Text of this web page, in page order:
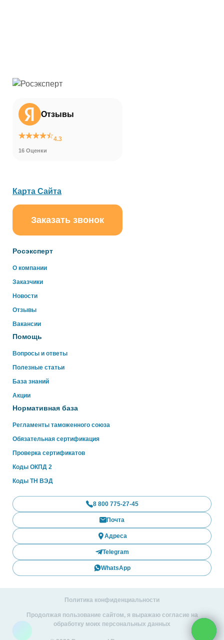
Отзывы
4.3
16 Оценки
Росэксперт
О компании
Заказчики
Новости
Отзывы
Вакансии
Помощь
Вопросы и ответы
Полезные статьи
База знаний
Акции
Нормативная база
Регламенты таможенного союза
Обязательная сертификация
Проверка сертификатов
Коды ОКПД 2
Коды ТН ВЭД
Карта Сайта
Заказать звонок
8 800 775-27-45
Почта
Адреса
Telegram
WhatsApp
Политика конфиденциальности
Продолжая пользование сайтом, я выражаю согласие на
обработку моих персональных данных